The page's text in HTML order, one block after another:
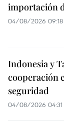
importación
04/08/2026 09:18
Indonesia y
cooperación
seguridad
04/08/2026 04:31